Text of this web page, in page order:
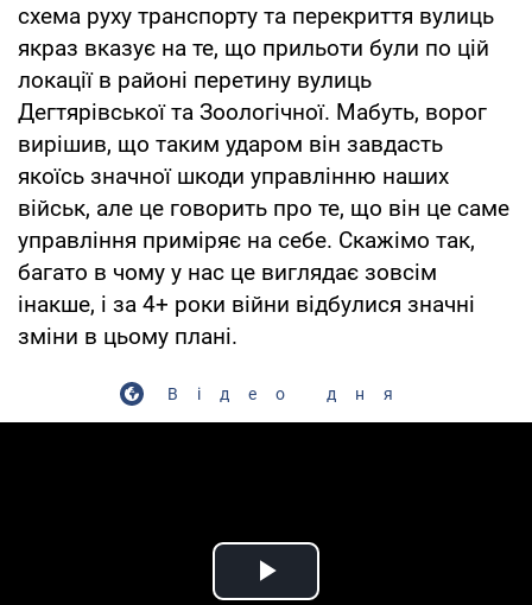
схема руху транспорту та перекриття вулиць
якраз вказує на те, що прильоти були по цій
локації в районі перетину вулиць
Дегтярівської та Зоологічної. Мабуть, ворог
вирішив, що таким ударом він завдасть
якоїсь значної шкоди управлінню наших
військ, але це говорить про те, що він це саме
управління приміряє на себе. Скажімо так,
багато в чому у нас це виглядає зовсім
інакше, і за 4+ роки війни відбулися значні
зміни в цьому плані.
Відео дня